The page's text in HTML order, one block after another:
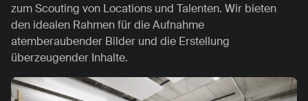
zum Scouting von Locations und Talenten. Wir bieten
den idealen Rahmen für die Aufnahme
atemberaubender Bilder und die Erstellung
überzeugender Inhalte.